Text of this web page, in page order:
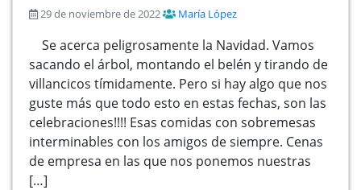
29 de noviembre de 2022 María López
Se acerca peligrosamente la Navidad. Vamos
sacando el árbol, montando el belén y tirando de
villancicos tímidamente. Pero si hay algo que nos
guste más que todo esto en estas fechas, son las
celebraciones!!!! Esas comidas con sobremesas
interminables con los amigos de siempre. Cenas
de empresa en las que nos ponemos nuestras
[…]